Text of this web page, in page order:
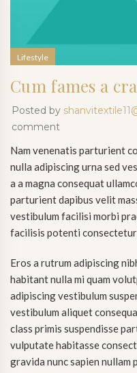
Lifestyle
Cum fames a
Posted by
comment
Nam venenatis parturient
nulla adipiscing urna sed
a a magna consequat
parturient dapibus velit
vestibulum facilisi morbi
facilisis potenti
Eros a rutrum adipiscing
habitant nulla mi quam
adipiscing vestibulum
vestibulum aliquet
class primis suspendisse
vulputate habitasse
gravida nunc sapien